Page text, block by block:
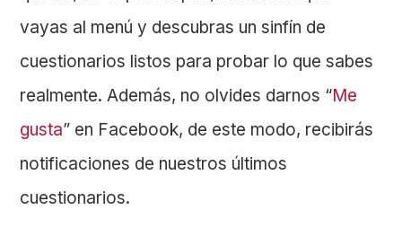
vayas al menú y descubras un sinfín de
cuestionarios listos para probar lo que sabes
realmente. Además, no olvides darnos “Me
gusta” en Facebook, de este modo, recibirás
notificaciones de nuestros últimos
cuestionarios.